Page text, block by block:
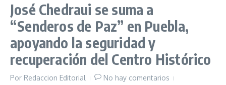
José Chedraui se suma a
“Senderos de Paz” en Puebla,
apoyando la seguridad y
recuperación del Centro Histórico
Por Redaccion Editorial
No hay comentarios